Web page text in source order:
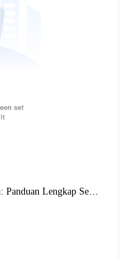
Cara Menghadirkan Kecantikan yang Aman: Panduan Lengkap Sertifikasi dan Ekspor Kuku Berlian Imitasi untuk Pasar Global